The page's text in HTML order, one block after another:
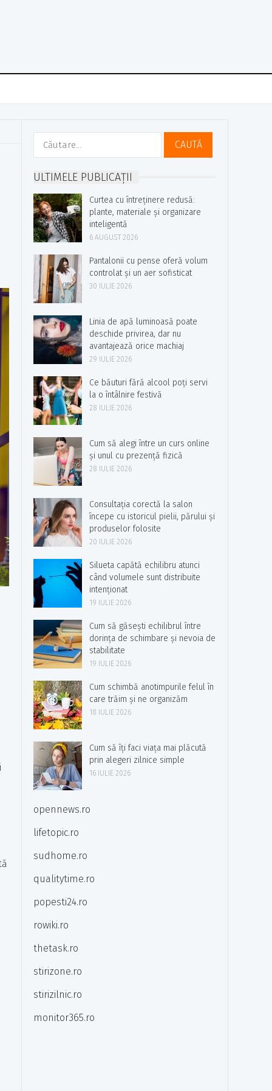
Caută
după:
ULTIMELE PUBLICAȚII
Curtea cu întreținere redusă:
plante, materiale și organizare
inteligentă
6 AUGUST 2026
Pantalonii cu pense oferă volum
controlat și un aer sofisticat
30 IULIE 2026
Linia de apă luminoasă poate
deschide privirea, dar nu
avantajează orice machiaj
29 IULIE 2026
Ce băuturi fără alcool poți servi
la o întâlnire festivă
28 IULIE 2026
Cum să alegi între un curs online
și unul cu prezență fizică
28 IULIE 2026
Consultația corectă la salon
începe cu istoricul pielii, părului și
produselor folosite
20 IULIE 2026
Silueta capătă echilibru atunci
când volumele sunt distribuite
intenționat
19 IULIE 2026
Cum să găsești echilibrul între
dorința de schimbare și nevoia de
stabilitate
19 IULIE 2026
Cum schimbă anotimpurile felul în
care trăim și ne organizăm
18 IULIE 2026
Cum să îți faci viața mai plăcută
prin alegeri zilnice simple
16 IULIE 2026
opennews.ro
lifetopic.ro
sudhome.ro
qualitytime.ro
popesti24.ro
rowiki.ro
thetask.ro
stirizone.ro
stirizilnic.ro
monitor365.ro